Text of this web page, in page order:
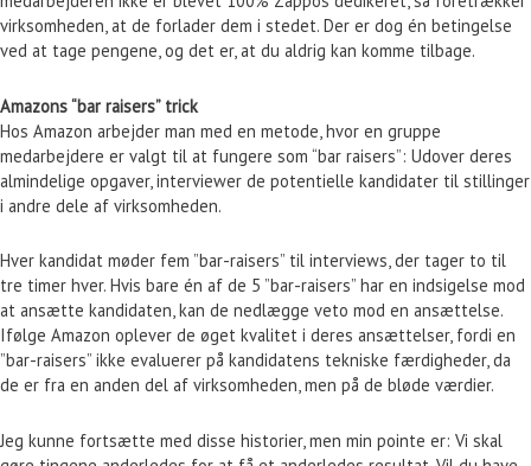
virksomheden, at de forlader dem i stedet. Der er dog én betingelse
ved at tage pengene, og det er, at du aldrig kan komme tilbage.
Amazons “bar raisers” trick
Hos Amazon arbejder man med en metode, hvor en gruppe
medarbejdere er valgt til at fungere som “bar raisers”: Udover deres
almindelige opgaver, interviewer de potentielle kandidater til stillinger
i andre dele af virksomheden.
Hver kandidat møder fem ”bar-raisers” til interviews, der tager to til
tre timer hver. Hvis bare én af de 5 ”bar-raisers” har en indsigelse mod
at ansætte kandidaten, kan de nedlægge veto mod en ansættelse.
Ifølge Amazon oplever de øget kvalitet i deres ansættelser, fordi en
”bar-raisers” ikke evaluerer på kandidatens tekniske færdigheder, da
de er fra en anden del af virksomheden, men på de bløde værdier.
Jeg kunne fortsætte med disse historier, men min pointe er: Vi skal